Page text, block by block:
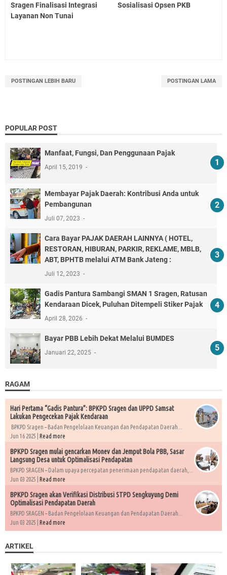
Sragen Finalisasi Integrasi
Layanan Non Tunai
Sosialisasi Opsen PKB
POSTINGAN LEBIH BARU POSTINGAN LAMA
POPULAR POST
Manfaat, Fungsi, Dan Penggunaan Pajak
April 15, 2019
Membayar Pajak Daerah: Kontribusi Anda untuk
Pembangunan
Juli 07, 2023
Cara Bayar PAJAK DAERAH LAINNYA ( HOTEL,
RESTORAN, HIBURAN, PARKIR, REKLAME, MBLB,
ABT, BPHTB melalui ATM Bank Jateng :
Juli 12, 2023
Gadis Pantura Sambangi SMAN 1 Sragen, Ratusan
Kendaraan Dicek, Puluhan Ditempeli Stiker Pajak
April 28, 2026
Bayar PBB Lebih Dekat Melalui BUMDES
Januari 22, 2025
RAGAM
Hari Pertama “Gadis Pantura”: BPKPD Sragen dan UPPD Samsat
Lakukan Pengecekan Pajak Kendaraan
BPKPD Sragen – Badan Pengelolaan Keuangan dan Pendapatan Daerah...
Jun 16 2025 | Read more
BPKPD Sragen mulai gencarkan Monev dan Jemput Bola PBB, Sasar
Langsung Desa untuk Optimalisasi Pendapatan
BPKPD SRAGEN – Dalam upaya percepatan penerimaan pendapatan daerah,...
Jun 03 2025 | Read more
BPKPD Sragen akan Verifikasi Distribusi STPD Sengkuyung Demi
Optimalisasi Pendapatan Daerah
BPKPD SRAGEN – Badan Pengelolaan Keuangan dan Pendapatan Daerah...
Jun 03 2025 | Read more
ARTIKEL